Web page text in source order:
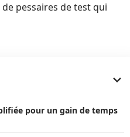
pessaires de test qui
pour un gain de temps